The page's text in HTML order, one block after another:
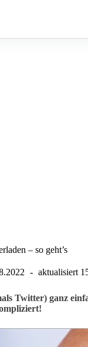
– so geht’s
aktualisiert
Twitter) ganz